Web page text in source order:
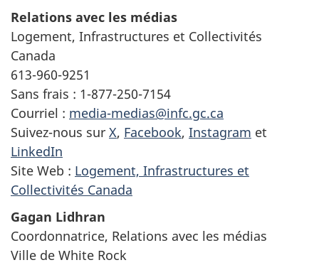
Relations avec les médias
Logement, Infrastructures et Collectivités
Canada
613-960-9251
Sans frais : 1-877-250-7154
Courriel : media-medias@infc.gc.ca
Suivez-nous sur X, Facebook, Instagram et
LinkedIn
Site Web : Logement, Infrastructures et
Collectivités Canada
Gagan Lidhran
Coordonnatrice, Relations avec les médias
Ville de White Rock